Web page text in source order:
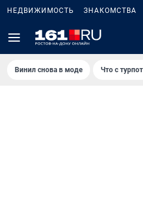
НЕДВИЖИМОСТЬ ЗНАКОМСТВА
Винил снова в моде Что с